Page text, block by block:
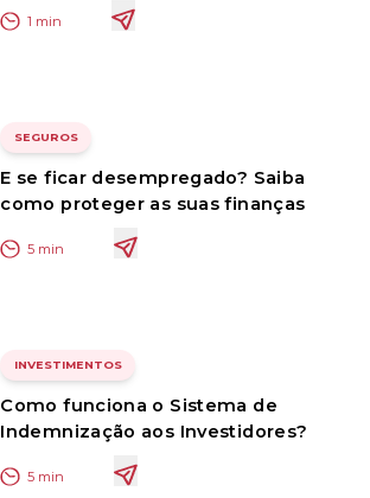
1 min
SEGUROS
E se ficar desempregado? Saiba
como proteger as suas finanças
5 min
INVESTIMENTOS
Como funciona o Sistema de
Indemnização aos Investidores?
5 min